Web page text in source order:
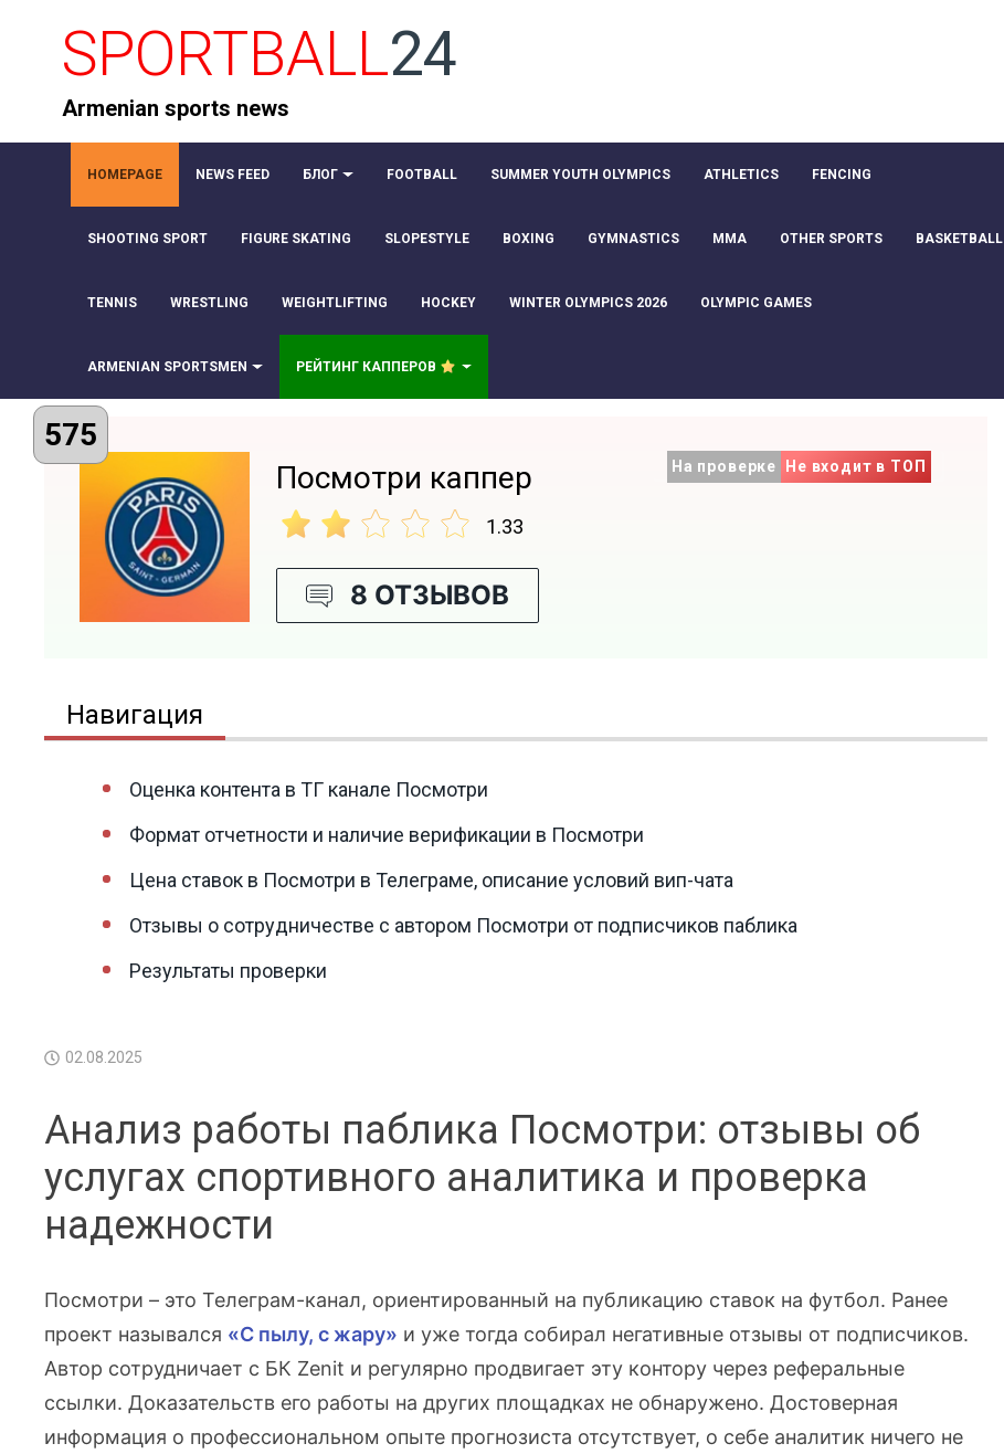
SPORTBALL24
Armenian sports news
HOMEPAGE NEWS FEED БЛОГ FOOTBALL SUMMER YOUTH OLYMPICS ATHLETICS FENCING
SHOOTING SPORT FIGURE SKATING SLOPESTYLE BOXING GYMNASTICS MMA OTHER SPORTS BASKETBALL
TENNIS WRESTLING WEIGHTLIFTING HOCKEY WINTER OLYMPICS 2026 OLYMPIC GAMES
ARMENIAN SPORTSMEN РЕЙТИНГ КАППЕРОВ
575
Посмотри каппер
1.33
На проверке Не входит в ТОП
8 ОТЗЫВОВ
Навигация
Оценка контента в ТГ канале Посмотри
Формат отчетности и наличие верификации в Посмотри
Цена ставок в Посмотри в Телеграме, описание условий вип-чата
Отзывы о сотрудничестве с автором Посмотри от подписчиков паблика
Результаты проверки
02.08.2025
Анализ работы паблика Посмотри: отзывы об
услугах спортивного аналитика и проверка
надежности
Посмотри – это Телеграм-канал, ориентированный на публикацию ставок на футбол. Ранее
проект назывался «С пылу, с жару» и уже тогда собирал негативные отзывы от подписчиков.
Автор сотрудничает с БК Zenit и регулярно продвигает эту контору через реферальные
ссылки. Доказательств его работы на других площадках не обнаружено. Достоверная
информация о профессиональном опыте прогнозиста отсутствует, о себе аналитик ничего не